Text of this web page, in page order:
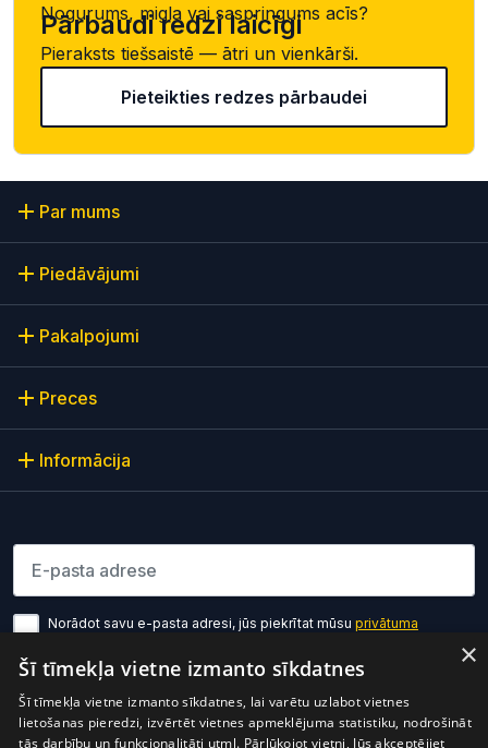
Nogurums, migla vai saspringums acīs?
Pārbaudi redzi laicīgi
Pieraksts tiešsaistē — ātri un vienkārši.
Pieteikties redzes pārbaudei
Par mums
Piedāvājumi
Pakalpojumi
Preces
Informācija
Lūdzu ievadiet e-pasta adresi
Norādot savu e-pasta adresi, jūs piekrītat mūsu privātuma
Pierakstīties
×
Šī tīmekļa vietne izmanto sīkdatnes
Šī tīmekļa vietne izmanto sīkdatnes, lai varētu uzlabot vietnes
lietošanas pieredzi, izvērtēt vietnes apmeklējuma statistiku, nodrošināt
tās darbību un funkcionalitāti utml. Pārlūkojot vietni, Jūs akceptējiet